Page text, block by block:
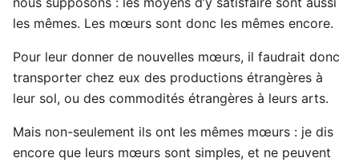
les mêmes. Les mœurs sont donc les mêmes encore.
Pour leur donner de nouvelles mœurs, il faudrait donc
transporter chez eux des productions étrangères à
leur sol, ou des commodités étrangères à leurs arts.
Mais non-seulement ils ont les mêmes mœurs : je dis
encore que leurs mœurs sont simples, et ne peuvent